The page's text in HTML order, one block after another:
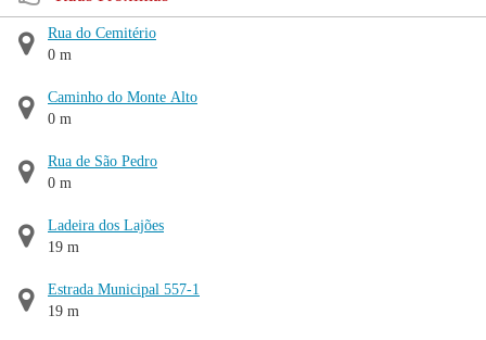
Rua do Cemitério
0 m
Caminho do Monte Alto
0 m
Rua de São Pedro
0 m
Ladeira dos Lajões
19 m
Estrada Municipal 557-1
19 m